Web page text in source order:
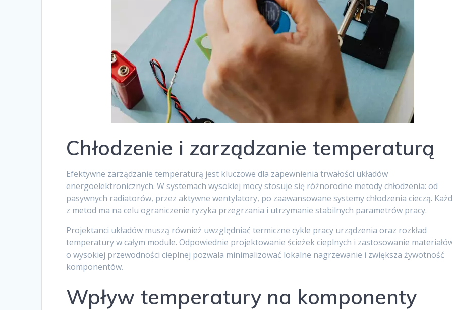
Chłodzenie i zarządzanie temperaturą
Efektywne zarządzanie temperaturą jest kluczowe dla zapewnienia trwałości układów
energoelektronicznych. W systemach wysokiej mocy stosuje się różnorodne metody chłodzenia: od
pasywnych radiatorów, przez aktywne wentylatory, po zaawansowane systemy chłodzenia cieczą.
z metod ma na celu ograniczenie ryzyka przegrzania i utrzymanie stabilnych parametrów pracy.
Projektanci układów muszą również uwzględniać termiczne cykle pracy urządzenia oraz rozkład
temperatury w całym module. Odpowiednie projektowanie ścieżek cieplnych i zastosowanie
o wysokiej przewodności cieplnej pozwala minimalizować lokalne nagrzewanie i zwiększa żywotność
komponentów.
Wpływ temperatury na komponenty